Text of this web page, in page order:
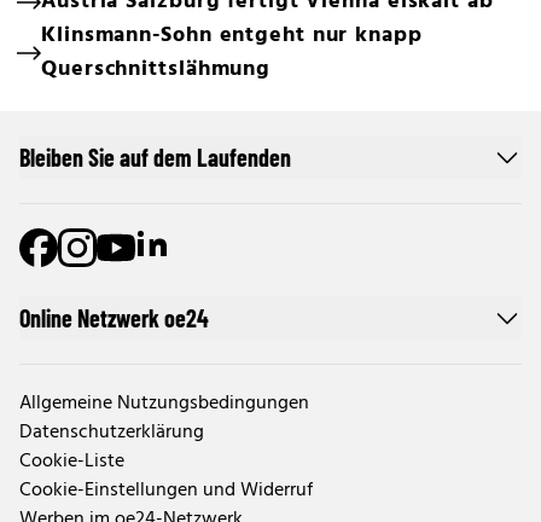
Klinsmann-Sohn entgeht nur knapp
Querschnittslähmung
Online Netzwerk oe24
Allgemeine Nutzungsbedingungen
Datenschutzerklärung
Cookie-Liste
Cookie-Einstellungen und Widerruf
Bleiben Sie auf dem Laufenden